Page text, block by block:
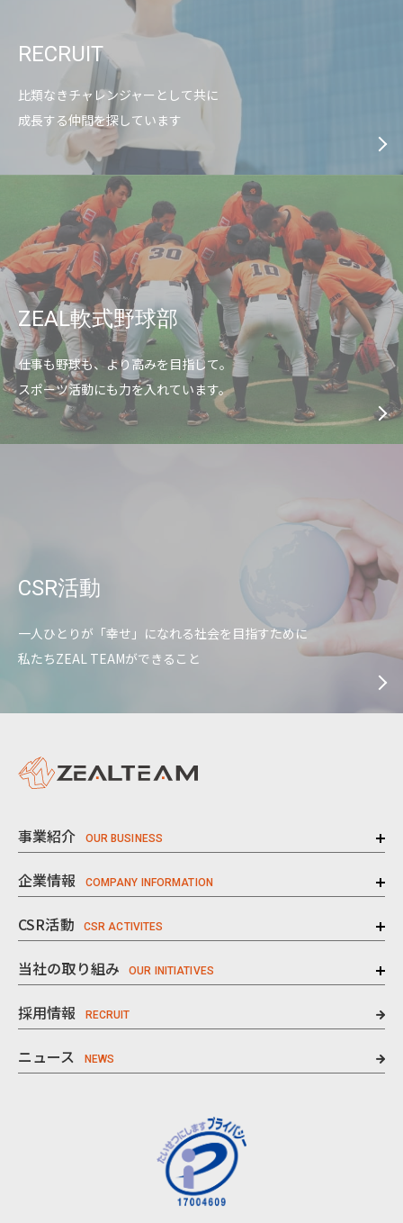
RECRUIT
比類なきチャレンジャーとして共に
成長する仲間を探しています
ZEAL軟式野球部
仕事も野球も、より高みを目指して。
スポーツ活動にも力を入れています。
CSR活動
一人ひとりが「幸せ」になれる社会を目指すために
私たちZEAL TEAMができること
事業紹介
企業情報
CSR活動
当社の取り組み
採用情報
ニュース